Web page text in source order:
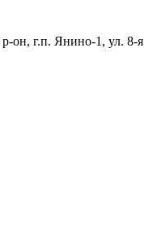
он, г.п. Янино-1, ул. 8-я